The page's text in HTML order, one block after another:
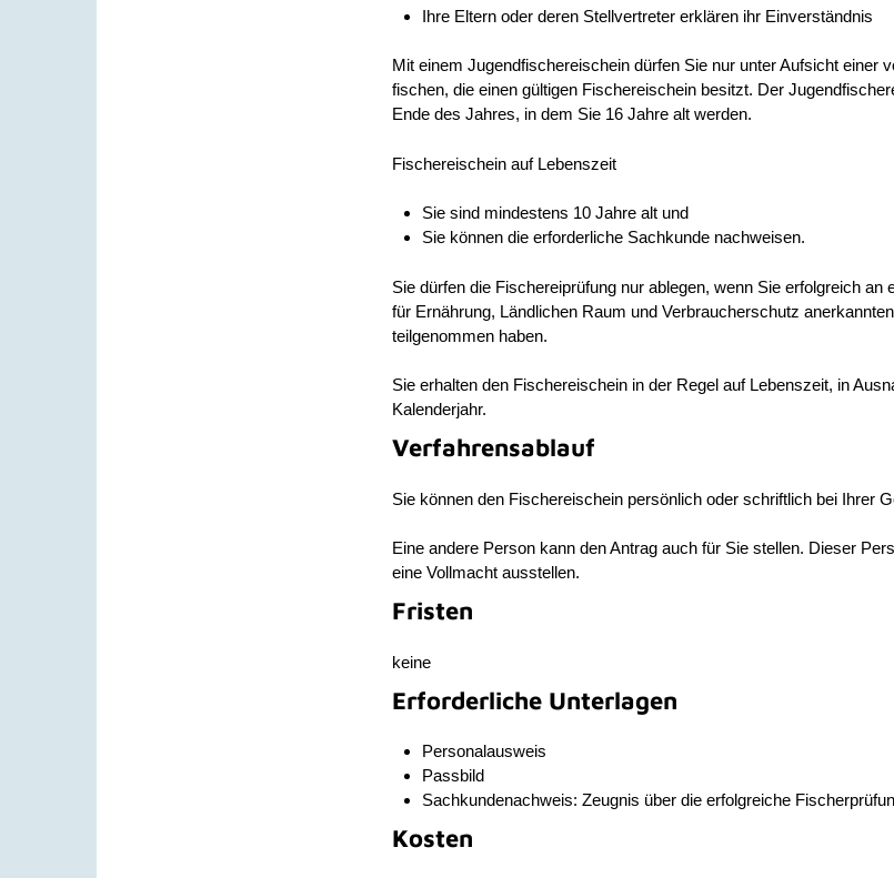
Ihre Eltern oder deren Stellvertreter erklären ihr Einverständnis
Mit einem Jugendfischereischein dürfen Sie nur unter Aufsicht einer
fischen, die einen gültigen Fischereischein besitzt. Der
Ende des Jahres, in dem Sie 16 Jahre alt werden.
Fischereischein auf Lebenszeit
Sie sind mindestens 10 Jahre alt und
Sie können die erforderliche Sachkunde nachweisen.
Sie dürfen die Fischereiprüfung nur ablegen, wenn Sie erfolgreich an
für Ernährung, Ländlichen Raum und Verbraucherschutz
teilgenommen haben.
Sie erhalten den Fischereischein in der Regel auf Lebenszeit, in
Kalenderjahr.
Verfahrensablauf
Sie können den Fischereischein persönlich oder schriftlich bei Ihrer
Eine andere Person kann den Antrag auch für Sie stellen. Dieser
eine Vollmacht ausstellen.
Fristen
keine
Erforderliche Unterlagen
Personalausweis
Passbild
Sachkundenachweis: Zeugnis über die erfolgreiche
Kosten